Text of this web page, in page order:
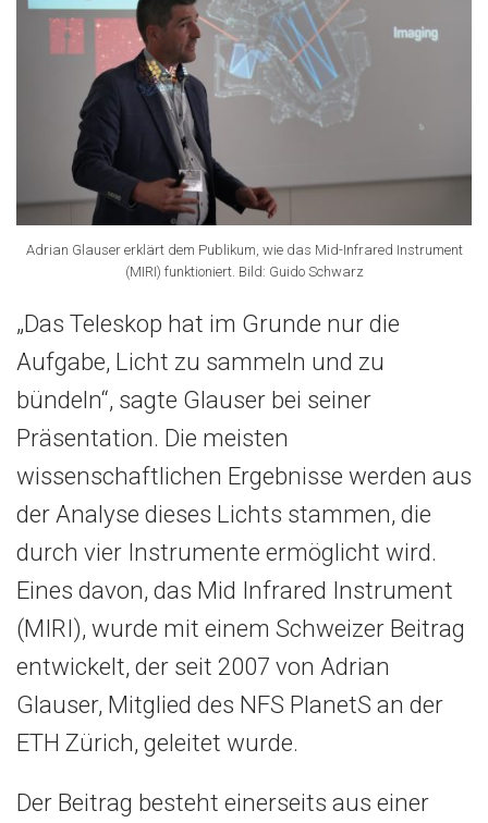
Adrian Glauser erklärt dem Publikum, wie das Mid-Infrared Instrument
(MIRI) funktioniert. Bild: Guido Schwarz
„Das Teleskop hat im Grunde nur die
Aufgabe, Licht zu sammeln und zu
bündeln“, sagte Glauser bei seiner
Präsentation. Die meisten
wissenschaftlichen Ergebnisse werden aus
der Analyse dieses Lichts stammen, die
durch vier Instrumente ermöglicht wird.
Eines davon, das Mid Infrared Instrument
(MIRI), wurde mit einem Schweizer Beitrag
entwickelt, der seit 2007 von Adrian
Glauser, Mitglied des NFS PlanetS an der
ETH Zürich, geleitet wurde.
Der Beitrag besteht einerseits aus einer